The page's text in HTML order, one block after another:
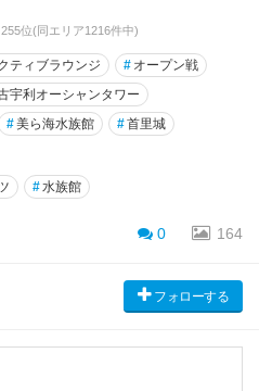
255位(同エリア1216件中)
ティブラウンジ # オープン戦
宇利オーシャンタワー
#美ら海水族館 #首里城
#水族館
0 164
フォローする